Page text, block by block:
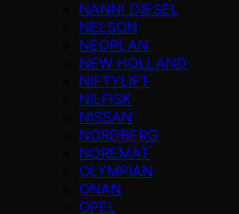
NANNI DIESEL
NELSON
NEOPLAN
NEW HOLLAND
NIFTYLIFT
NILFISK
NISSAN
NORDBERG
NOREMAT
OLYMPIAN
ONAN
OPEL